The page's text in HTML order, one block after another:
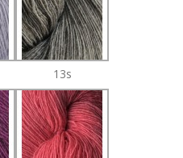
13s